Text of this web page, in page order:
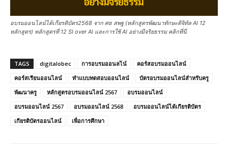
อบรมออนไลน์ได้เกียรติบัตร2568 จาก ศธ สพฐ (หลักสูตรพัฒนาทักษะดิจิทัล AI 12
หลักสูตร) หลักสูตรที่ 12 SI over AI และการใช้ AI อย่างมีจริยธรรม คลิกที่นี่
TAGS digitalobec การอบรมออนลไน์
คอร์สอบรมออนไลน์
คอร์สเรียนออนไลน์
ทำแบบทดสอบออนไลน์
บัตรอบรมออนไลน์สำหรับครู
พัฒนาครู
หลักสูตรอบรมออนไลน์ 2567
อบรมออนไลน์
อบรมออนไลน์ 2567
อบรมออนไลน์ 2568
อบรมออนไลน์ได้เกียรติบัตร
เกียรติบัตรออนไลน์
เพื่อการศึกษา